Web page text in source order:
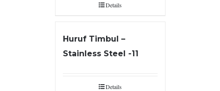
Details
Huruf Timbul –
Stainless Steel -11
Details